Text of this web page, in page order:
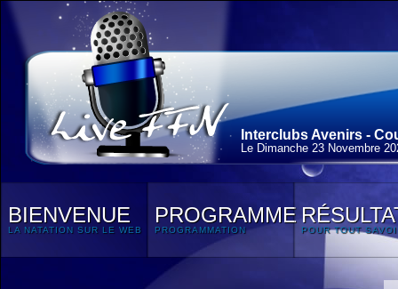
Interclubs Avenirs -
Le Dimanche 23 Novembre
BIENVENUE
LA NATATION SUR LE WEB
PROGRAMME
PROGRAMMATION POUR TOUT